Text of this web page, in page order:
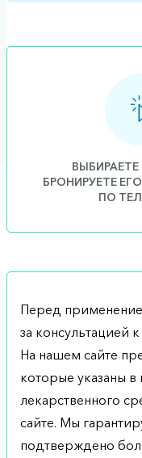
ВЫБИРАЕТЕ
БРОНИРУЕТЕ
ПО
Перед
за консультацией
На нашем сайте
которые указаны
лекарственного
сайте. Мы
подтверждено